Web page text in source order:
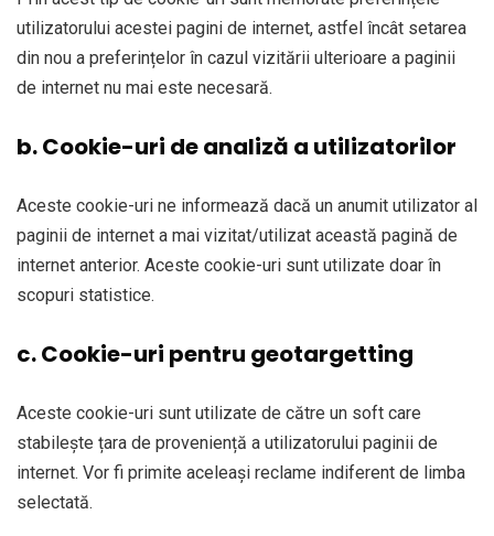
utilizatorului acestei pagini de internet, astfel încât setarea
din nou a preferințelor în cazul vizitării ulterioare a paginii
de internet nu mai este necesară.
b. Cookie-uri de analiză a utilizatorilor
Aceste cookie-uri ne informează dacă un anumit utilizator al
paginii de internet a mai vizitat/utilizat această pagină de
internet anterior. Aceste cookie-uri sunt utilizate doar în
scopuri statistice.
c. Cookie-uri pentru geotargetting
Aceste cookie-uri sunt utilizate de către un soft care
stabilește țara de proveniență a utilizatorului paginii de
internet. Vor fi primite aceleași reclame indiferent de limba
selectată.